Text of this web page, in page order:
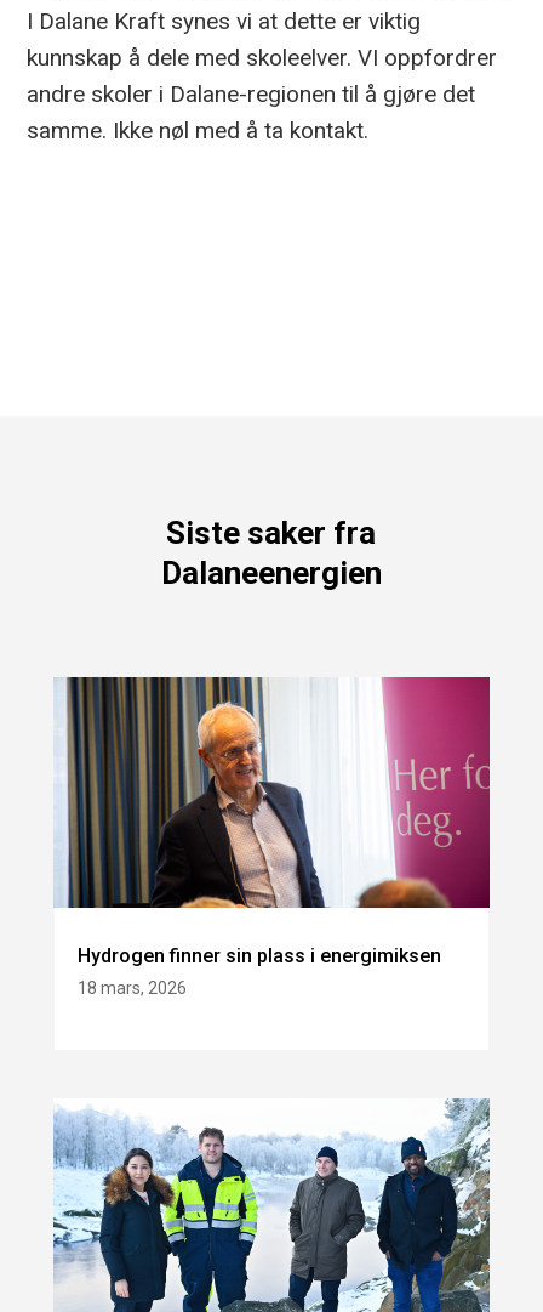
I Dalane Kraft synes vi at dette er viktig
kunnskap å dele med skoleelver. VI oppfordrer
andre skoler i Dalane-regionen til å gjøre det
samme. Ikke nøl med å ta kontakt.
Siste saker fra
Dalaneenergien
Hydrogen finner sin plass i energimiksen
18 mars, 2026